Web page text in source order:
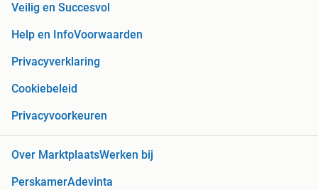
Veilig en Succesvol
Help en InfoVoorwaarden
Privacyverklaring
Cookiebeleid
Privacyvoorkeuren
Over MarktplaatsWerken bij
PerskamerAdevinta